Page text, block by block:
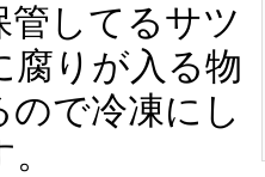
管してるサツ
腐りが入る物
ので冷凍にし